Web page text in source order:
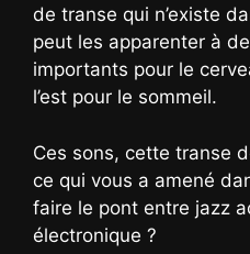
de transe qui n’existe
peut les apparenter à
importants pour le
l’est pour le sommeil.
Ces sons, cette transe
ce qui vous a amené
faire le pont entre jazz
électronique ?